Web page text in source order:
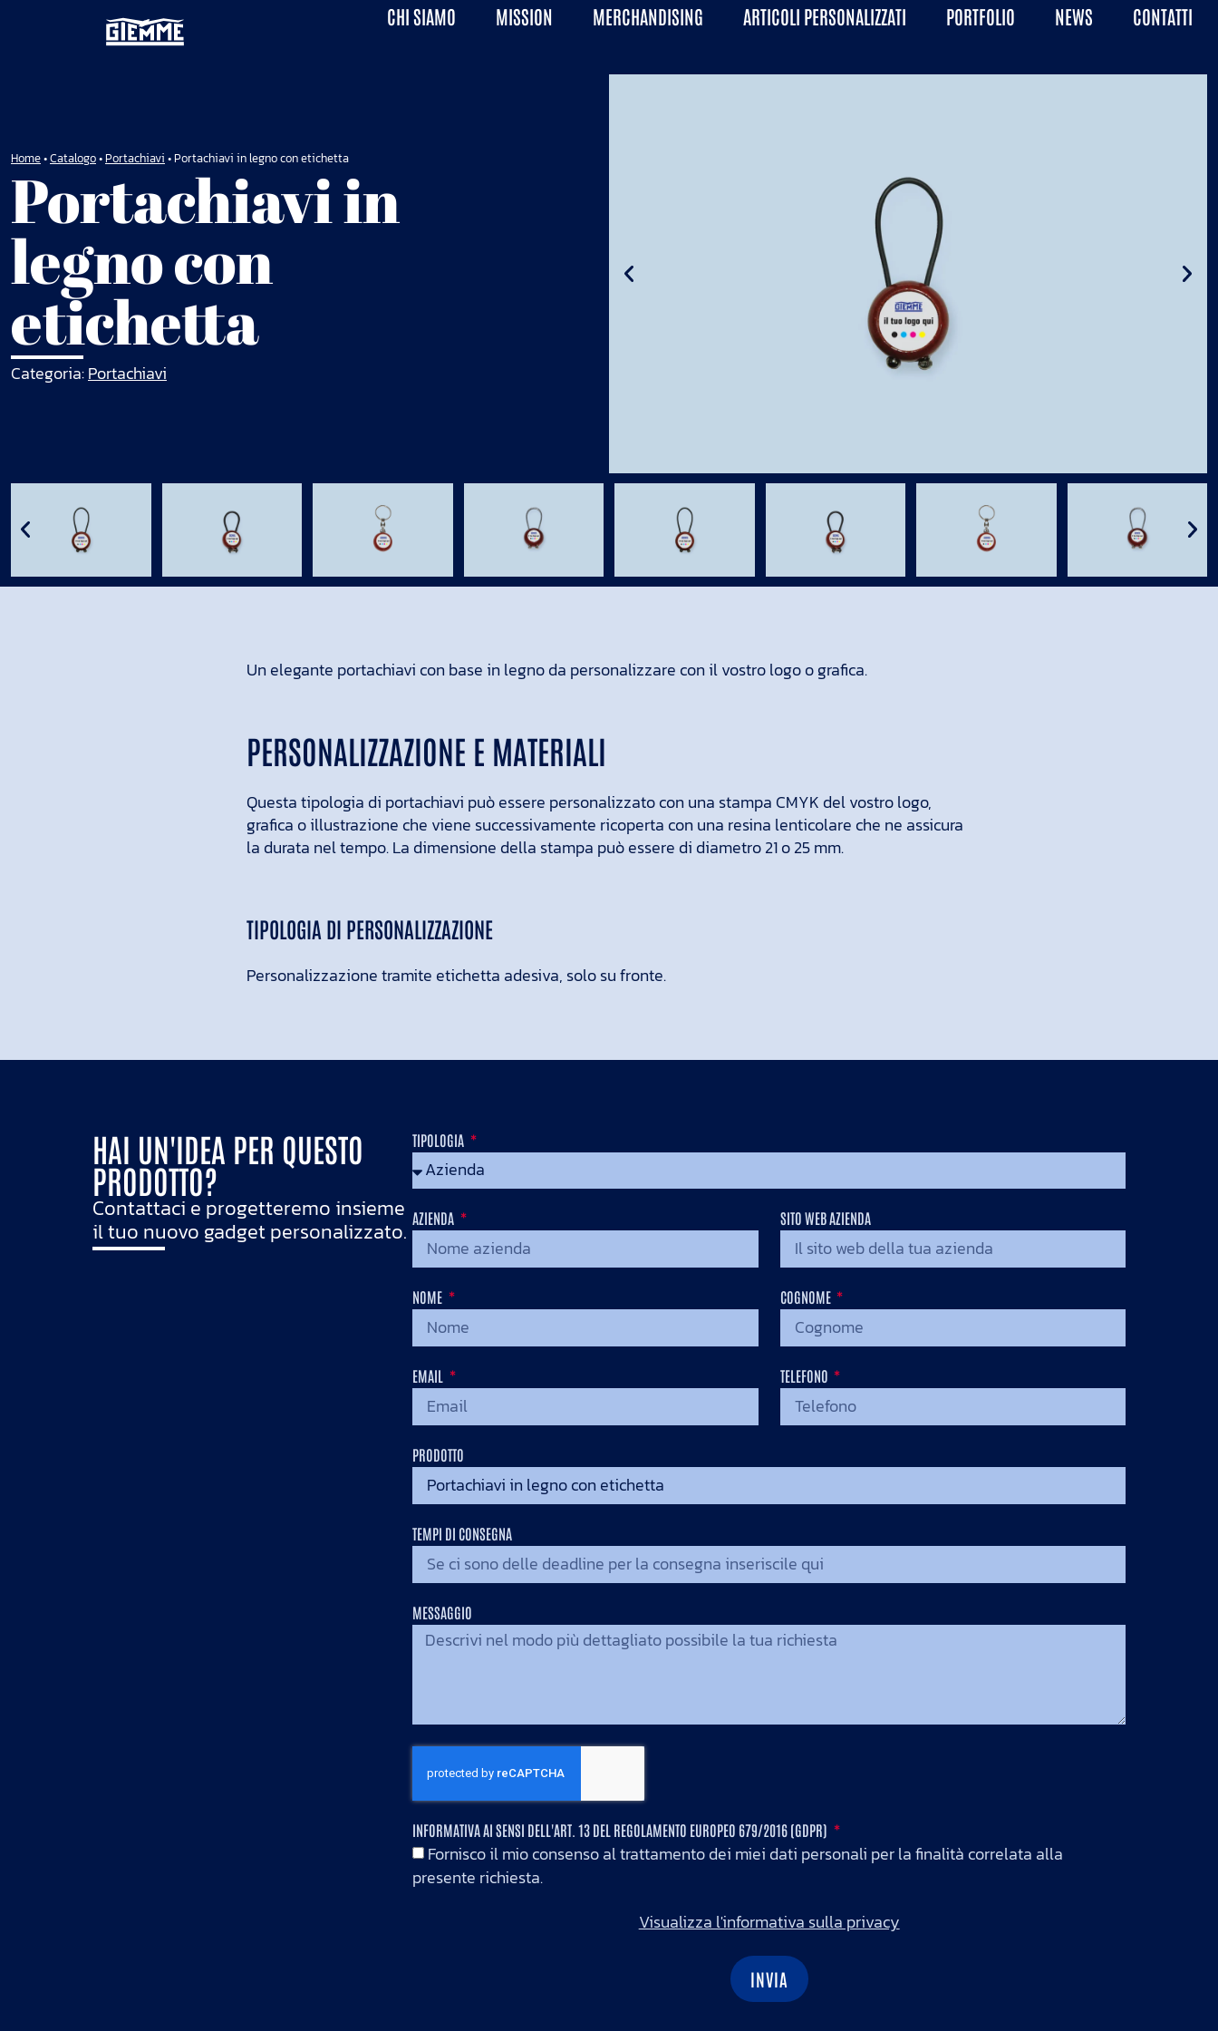
CHI SIAMO MISSION MERCHANDISING ARTICOLI PERSONALIZZATI PORTFOLIO NEWS CONTATTI
Home•Catalogo•Portachiavi •Portachiavi in legno con etichetta
Portachiavi in
legno con
etichetta
Categoria:Portachiavi
Un elegante portachiavi con base in legno da personalizzare con il vostro logo o grafica.
PERSONALIZZAZIONE E MATERIALI
Questa tipologia di portachiavi può essere personalizzato con una stampa CMYK del vostro logo,
grafica o illustrazione che viene successivamente ricoperta con una resina lenticolare che ne assicura
la durata nel tempo. La dimensione della stampa può essere di diametro 21 o 25 mm.
TIPOLOGIA DI PERSONALIZZAZIONE
Personalizzazione tramite etichetta adesiva, solo su fronte.
HAI UN'IDEA PER QUESTO
PRODOTTO?
Contattaci e progetteremo insieme
il tuo nuovo gadget personalizzato.
TIPOLOGIA
AZIENDA SITO WEB AZIENDA
NOME COGNOME
EMAIL TELEFONO
PRODOTTO
TEMPI DI CONSEGNA
MESSAGGIO
INFORMATIVA AI SENSI DELL'ART. 13 DEL REGOLAMENTO EUROPEO 679/2016 (GDPR)
Fornisco il mio consenso al trattamento dei miei dati personali per la finalità correlata alla
presente richiesta.
Visualizza l'informativa sulla privacy
INVIA